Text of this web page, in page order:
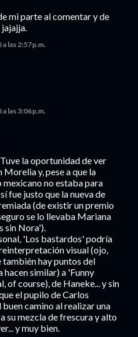
mi parte al comentar y de
las 2:57 p.m.
las 3:06 p.m.
la oportunidad de ver
y, pese a que la
mexicano no estaba para
fue justo que la nueva de
(de existir un premio
se lo llevaba Mariana
sin Nora').
'Los bastardos' podría
visual (ojo,
también hay puntos del
hacen similar) a 'Funny
of course), de Haneke... y sin
el pupilo de Carlos
camino al realizar una
su mezcla de frescura y alto
y muy bien.